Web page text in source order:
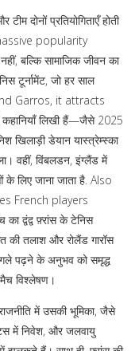
दोनों प्रतियोगिताएँ होती
popularity
बल्कि सामाजिक जीवन का
टूर्नामेंट, जो हर साल
Garros, it attracts
कहानियाँ लिखी हैं—जैसे 2025
खिलाड़ी डेयान यास्त्रेम्स्का
वहीं, विंबलडन, इंग्लैंड में
लिए जाना जाता है. Also
French players
द्वंद्व फ़्रांस के टेनिस
की तलाश और रोलैंड गारॉस
पढ़ने के अनुभव को समृद्ध
विश्लेषण।
में उसकी भूमिका, जैसे
में निवेश, और जलवायु